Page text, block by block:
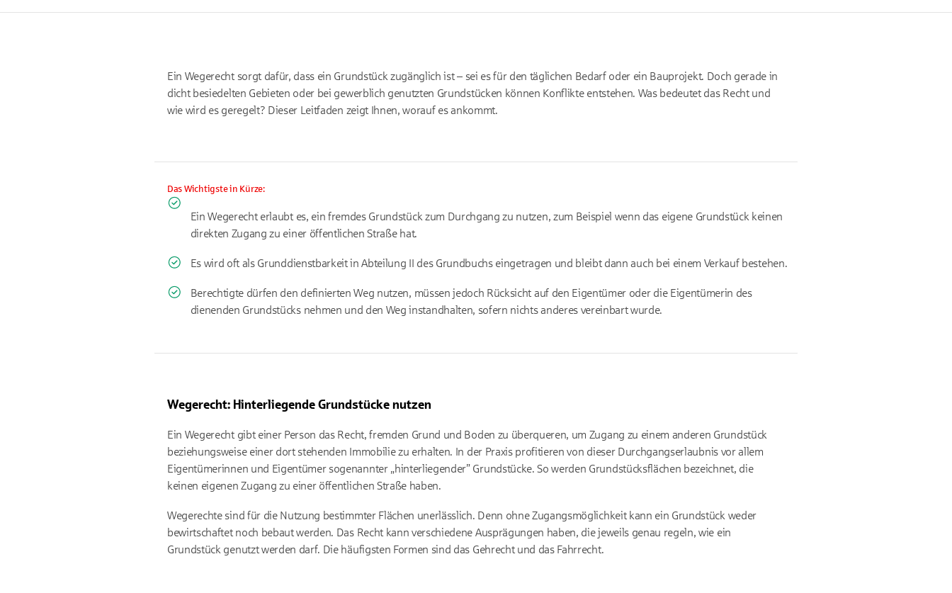
Ein Wegerecht sorgt dafür, dass ein Grundstück zugänglich ist – sei es für den täglichen Bedarf oder ein Bauprojekt. Doch gerade in
dicht besiedelten Gebieten oder bei gewerblich genutzten Grundstücken können Konflikte entstehen. Was bedeutet das Recht und
wie wird es geregelt? Dieser Leitfaden zeigt Ihnen, worauf es ankommt.
Das Wichtigste in Kürze:
Ein Wegerecht erlaubt es, ein fremdes Grundstück zum Durchgang zu nutzen, zum Beispiel wenn das eigene Grundstück keinen
direkten Zugang zu einer öffentlichen Straße hat.
Es wird oft als Grunddienstbarkeit in Abteilung II des Grundbuchs eingetragen und bleibt dann auch bei einem Verkauf bestehen.
Berechtigte dürfen den definierten Weg nutzen, müssen jedoch Rücksicht auf den Eigentümer oder die Eigentümerin des
dienenden Grundstücks nehmen und den Weg instandhalten, sofern nichts anderes vereinbart wurde.
Wegerecht: Hinterliegende Grundstücke nutzen
Ein Wegerecht gibt einer Person das Recht, fremden Grund und Boden zu überqueren, um Zugang zu einem anderen Grundstück
beziehungsweise einer dort stehenden Immobilie zu erhalten. In der Praxis profitieren von dieser Durchgangserlaubnis vor allem
Eigentümerinnen und Eigentümer sogenannter „hinterliegender” Grundstücke. So werden Grundstücksflächen bezeichnet, die
keinen eigenen Zugang zu einer öffentlichen Straße haben.
Wegerechte sind für die Nutzung bestimmter Flächen unerlässlich. Denn ohne Zugangsmöglichkeit kann ein Grundstück weder
bewirtschaftet noch bebaut werden. Das Recht kann verschiedene Ausprägungen haben, die jeweils genau regeln, wie ein
Grundstück genutzt werden darf. Die häufigsten Formen sind das Gehrecht und das Fahrrecht.